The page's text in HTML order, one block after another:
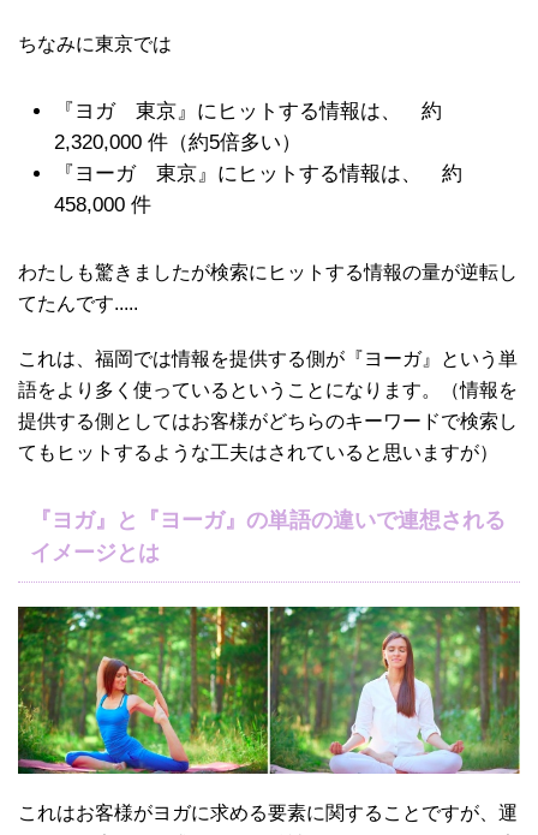
ちなみに東京では
『ヨガ 東京』にヒットする情報は、 約
2,320,000 件（約5倍多い）
『ヨーガ 東京』にヒットする情報は、 約
458,000 件
わたしも驚きましたが検索にヒットする情報の量が逆転し
てたんです.....
これは、福岡では情報を提供する側が『ヨーガ』という単
語をより多く使っているということになります。（情報を
提供する側としてはお客様がどちらのキーワードで検索し
てもヒットするような工夫はされていると思いますが）
『ヨガ』と『ヨーガ』の単語の違いで連想される
イメージとは
これはお客様がヨガに求める要素に関することですが、運